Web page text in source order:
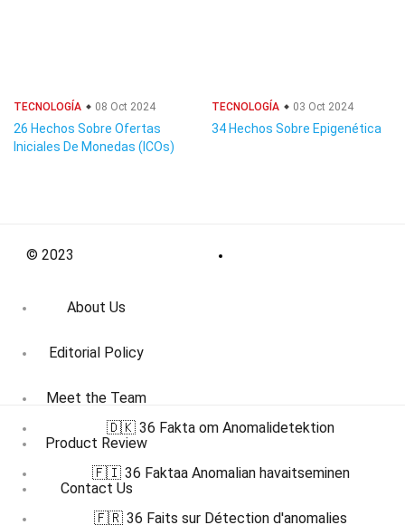
TECNOLOGÍA 08 Oct 2024
26 Hechos Sobre Ofertas
Iniciales De Monedas (ICOs)
TECNOLOGÍA 03 Oct 2024
34 Hechos Sobre Epigenética
© 2023
About Us
Editorial Policy
Meet the Team
Product Review
Contact Us
🇩🇰 36 Fakta om Anomalidetektion
🇫🇮 36 Faktaa Anomalian havaitseminen
🇫🇷 36 Faits sur Détection d'anomalies